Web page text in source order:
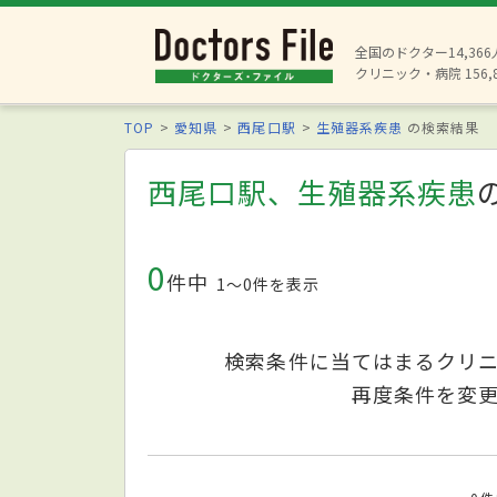
全国のドクター14,366
クリニック・病院
TOP 愛知県 西尾口駅 生殖器系疾患 の検索結果
西尾口駅、生殖器系疾患
0件中 1〜0件を表示
検索条件に当てはまるクリ
再度条件を変